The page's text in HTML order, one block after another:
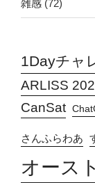
雑感 (72)
1Dayチャ
ARLISS
CanSat
さんふらわあ
オース